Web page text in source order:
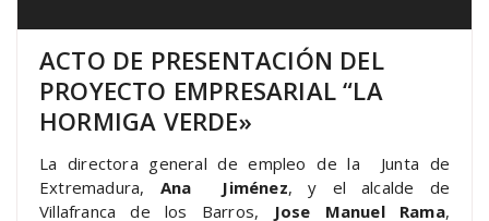
ACTO DE PRESENTACIÓN DEL
PROYECTO EMPRESARIAL “LA
HORMIGA VERDE»
La directora general de empleo de la Junta de
Extremadura, Ana Jiménez, y el alcalde de
Villafranca de los Barros,
Jose Manuel Rama,